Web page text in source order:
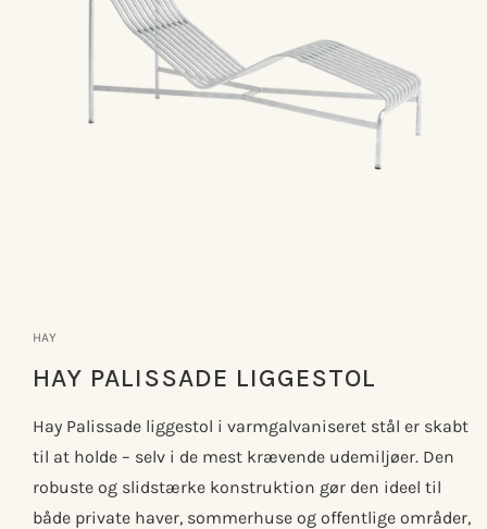
iHAY
HAY PALISSADE LIGGESTOL
Hay Palissade liggestol i varmgalvaniseret stål er skabt
til at holde – selv i de mest krævende udemiljøer. Den
robuste og slidstærke konstruktion gør den ideel til
både private haver, sommerhuse og offentlige områder,